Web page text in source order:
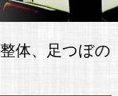
体、足つぼの